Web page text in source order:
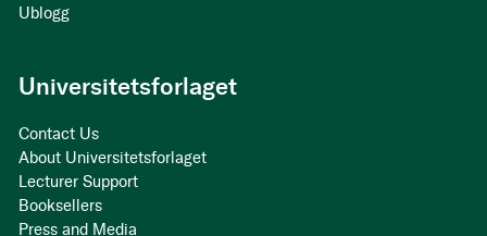
Ublogg
Universitetsforlaget
Contact Us
About Universitetsforlaget
Lecturer Support
Booksellers
Press and Media